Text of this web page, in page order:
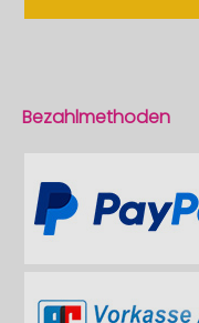
Bezahlmethoden